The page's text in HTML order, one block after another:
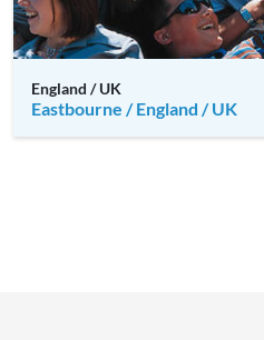
England / UK
Eastbourne / England / UK